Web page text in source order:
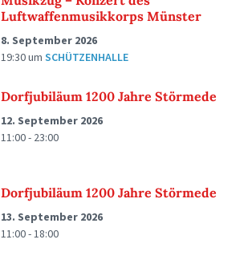
Luftwaffenmusikkorps Münster
8. September 2026
19:30um SCHÜTZENHALLE
Dorfjubiläum 1200 Jahre Störmede
12. September 2026
11:00 - 23:00
Dorfjubiläum 1200 Jahre Störmede
13. September 2026
11:00 - 18:00